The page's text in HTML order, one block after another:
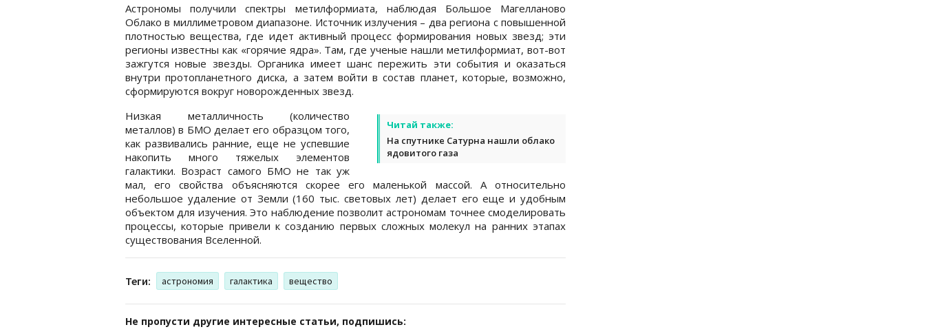
Астрономы получили спектры метилформиата, наблюдая Большое Магелланово
Облако в миллиметровом диапазоне. Источник излучения – два региона с повышенной
плотностью вещества, где идет активный процесс формирования новых звезд; эти
регионы известны как «горячие ядра». Там, где ученые нашли метилформиат, вот-вот
зажгутся новые звезды. Органика имеет шанс пережить эти события и оказаться
внутри протопланетного диска, а затем войти в состав планет, которые, возможно,
сформируются вокруг новорожденных звезд.
Читай также:
На спутнике Сатурна нашли облако
ядовитого газа
Низкая металличность (количество
металлов) в БМО делает его образцом того,
как развивались ранние, еще не успевшие
накопить много тяжелых элементов
галактики. Возраст самого БМО не так уж
мал, его свойства объясняются скорее его маленькой массой. А относительно
небольшое удаление от Земли (160 тыс. световых лет) делает его еще и удобным
объектом для изучения. Это наблюдение позволит астрономам точнее смоделировать
процессы, которые привели к созданию первых сложных молекул на ранних этапах
существования Вселенной.
Теги: астрономия галактика вещество
Не пропусти другие интересные статьи, подпишись: